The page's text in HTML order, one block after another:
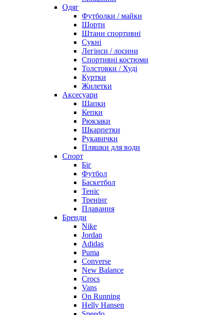
Одяг
Футболки / майки
Шорти
Штани спортивні
Сукні
Легінси / лосини
Спортивні костюми
Толстовки / Худі
Куртки
Жилетки
Аксесуари
Шапки
Кепки
Рюкзаки
Шкарпетки
Рукавички
Пляшки для води
Спорт
Біг
Футбол
Баскетбол
Теніс
Тренінг
Плавання
Бренди
Nike
Jordan
Adidas
Puma
Converse
New Balance
Crocs
Vans
On Running
Helly Hansen